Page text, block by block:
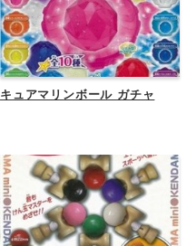
キュアマリンボール ガチャ